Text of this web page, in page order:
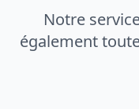
Notre
également